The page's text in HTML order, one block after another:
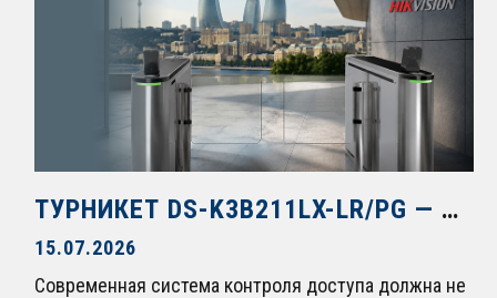
ТУРНИКЕТ DS-K3B211LX-LR/PG — СОВРЕМЕННЫЙ ПОДХОД К ОРГАНИЗАЦИИ КОНТРОЛИРУЕМОГО ПРОХОДА
15.07.2026
Современная система контроля доступа должна не